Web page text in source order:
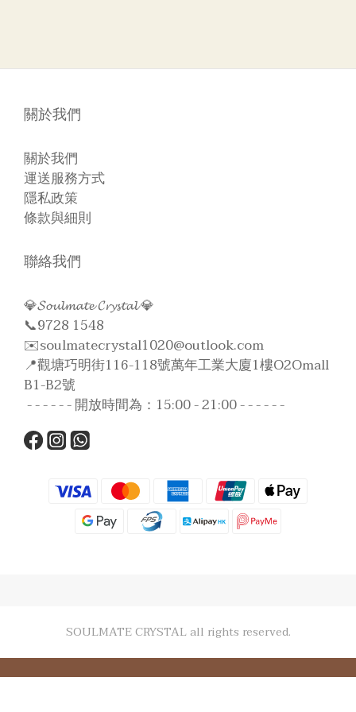
關於我們
關於我們
運送服務方式
隱私政策
條款與細則
聯絡我們
💎𝓢𝓸𝓾𝓵𝓶𝓪𝓽𝓮 𝓒𝓻𝔂𝓼𝓽𝓪𝓵 💎
📞9728 1548
✉️soulmatecrystal1020@outlook.com
📍觀塘巧明街116-118號萬年工業大廈1樓O2Omall
B1-B2號
- - - - - - 開放時間為：15:00 - 21:00 - - - - - -
SOULMATE CRYSTAL all rights reserved.